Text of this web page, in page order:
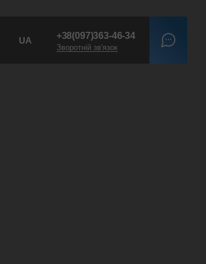
UA +38(097)363-46-34
Зворотній зв'язок